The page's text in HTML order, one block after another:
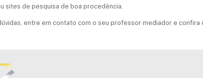
sites de pesquisa de boa procedência.
entre em contato com o seu professor mediador e confira